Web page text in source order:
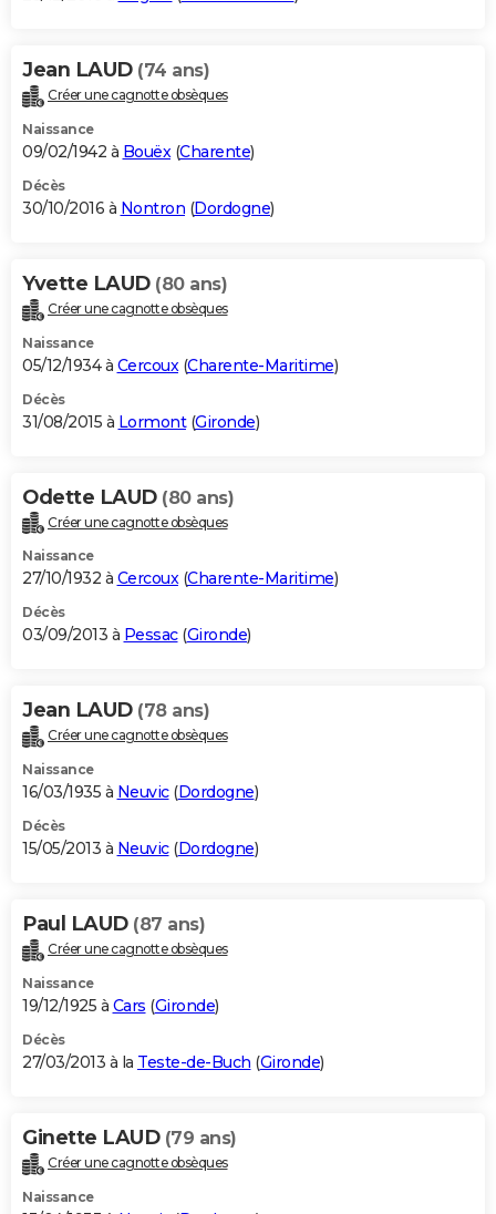
Jean LAUD (74 ans)
Créer une cagnotte obsèques
Naissance
09/02/1942 à Bouëx(Charente)
Décès
30/10/2016 à Nontron (Dordogne)
Yvette LAUD (80 ans)
Créer une cagnotte obsèques
Naissance
05/12/1934 à Cercoux (Charente-Maritime)
Décès
31/08/2015 à Lormont(Gironde)
Odette LAUD (80 ans)
Créer une cagnotte obsèques
Naissance
27/10/1932 à Cercoux(Charente-Maritime)
Décès
03/09/2013 à Pessac(Gironde)
Jean LAUD (78 ans)
Créer une cagnotte obsèques
Naissance
16/03/1935 à Neuvic(Dordogne)
Décès
15/05/2013 à Neuvic(Dordogne)
Paul LAUD (87 ans)
Créer une cagnotte obsèques
Naissance
19/12/1925 à Cars (Gironde)
Décès
27/03/2013 à la Teste-de-Buch (Gironde)
Ginette LAUD (79 ans)
Créer une cagnotte obsèques
Naissance